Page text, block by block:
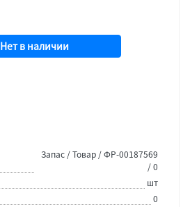
Нет в наличии
Запас / Товар / ФР-00187569
/ 0
шт
0